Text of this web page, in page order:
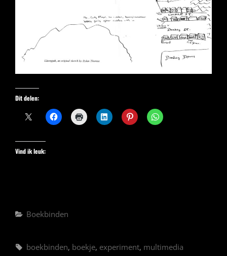
Dit delen:
Vind ik leuk:
Categorieën
Boekbinden
Tags,
boekbinden, boekje, experiment, multimedia